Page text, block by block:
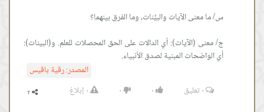
ج/ معنى (الآيات): أي الدالات على الحق المحصلات للعلم. و(البينات):
أي الواضحات المبنية لصدق الأنبياء.
المصدر:رقية باقيس
٠تعليق ٠ ٠ ٠ إبلاغ